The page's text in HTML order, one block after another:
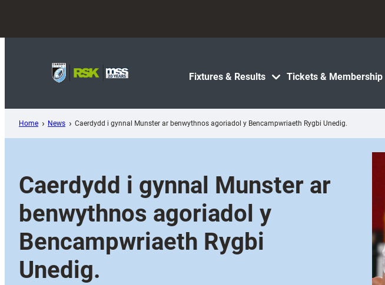
content
Fixtures & Results Tickets & Membership
Home News Caerdydd i gynnal Munster ar benwythnos agoriadol y Bencampwriaeth Rygbi Unedig.
Caerdydd i gynnal Munster ar
benwythnos agoriadol y
Bencampwriaeth Rygbi
Unedig.